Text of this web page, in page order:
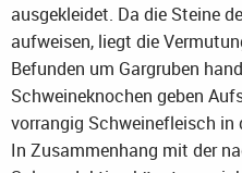
ausgekleidet. Da die Steine
aufweisen, liegt die
Befunden um Gargruben
Schweineknochen geben
vorrangig Schweinefleisch in
In Zusammenhang mit der